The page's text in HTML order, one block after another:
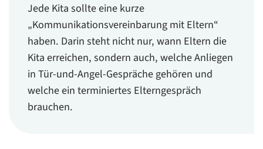
Jede Kita sollte eine kurze
„Kommunikationsvereinbarung mit Eltern“
haben. Darin steht nicht nur, wann Eltern die
Kita erreichen, sondern auch, welche Anliegen
in Tür-und-Angel-Gespräche gehören und
welche ein terminiertes Elterngespräch
brauchen.